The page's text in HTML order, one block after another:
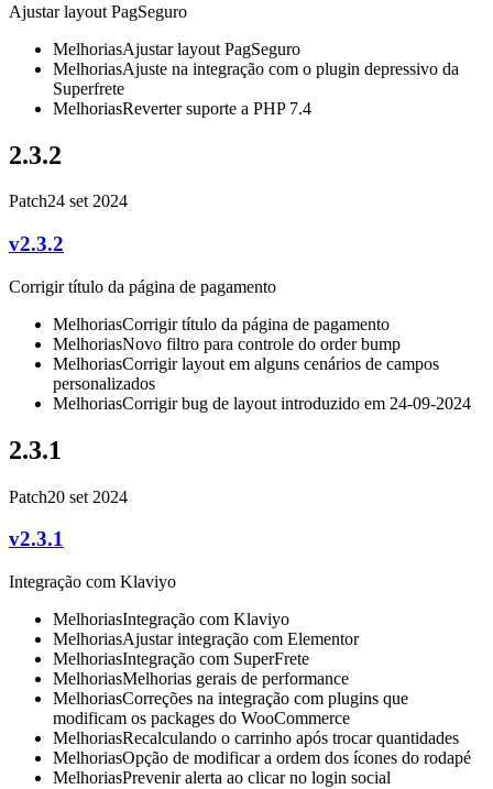
Ajustar layout PagSeguro
MelhoriasAjustar layout PagSeguro
MelhoriasAjuste na integração com o plugin depressivo da
Superfrete
MelhoriasReverter suporte a PHP 7.4
2.3.2
Patch24 set 2024
v2.3.2
Corrigir título da página de pagamento
MelhoriasCorrigir título da página de pagamento
MelhoriasNovo filtro para controle do order bump
MelhoriasCorrigir layout em alguns cenários de campos
personalizados
MelhoriasCorrigir bug de layout introduzido em 24-09-2024
2.3.1
Patch20 set 2024
v2.3.1
Integração com Klaviyo
MelhoriasIntegração com Klaviyo
MelhoriasAjustar integração com Elementor
MelhoriasIntegração com SuperFrete
MelhoriasMelhorias gerais de performance
MelhoriasCorreções na integração com plugins que
modificam os packages do WooCommerce
MelhoriasRecalculando o carrinho após trocar quantidades
MelhoriasOpção de modificar a ordem dos ícones do rodapé
MelhoriasPrevenir alerta ao clicar no login social